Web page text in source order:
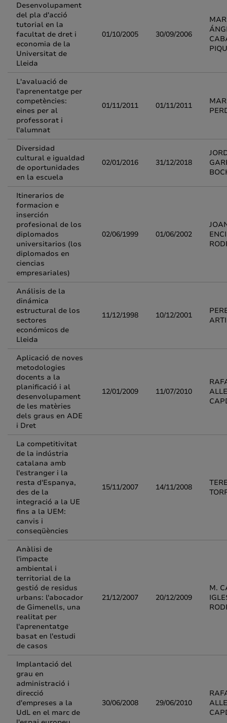
Desenvolupament
del pla d'acció
tutorial en la
facultat de dret i
economia de la
Universitat de
Lleida
01/10/2005 30/09/2006
L'avaluació de
l'aprenentatge per
competències:
eines per al
professorat i
l'alumnat
01/11/2011 01/11/2011
Diversidad
cultural e igualdad
de oportunidades
en la escuela
02/01/2016 31/12/2018
Itinerarios de
formacion e
inserción
profesional de los
diplomados
universitarios (los
diplomados en
ciencias
empresariales)
02/06/1999 01/06/2002
Análisis de la
dinámica
estructural de los
sectores
económicos de
Lleida
11/12/1998 10/12/2001
Aplicació de noves
metodologies
docents a la
planificació i al
desenvolupament
de les matèries
dels graus en ADE
i Dret
12/01/2009 11/07/2010
La competitivitat
de la indústria
catalana amb
l'estranger i la
resta d'Espanya,
des de la
integració a la UE
fins a la UEM:
canvis i
conseqüències
15/11/2007 14/11/2008
Anàlisi de
l'impacte
ambiental i
territorial de la
gestió de residus
urbans: l'abocador
de Gimenells, una
realitat per
l'aprenentatge
basat en l'estudi
de casos
21/12/2007 20/12/2009
M.
Implantació del
grau en
administració i
direcció
d'empreses a la
UdL en el marc de
30/06/2008 29/06/2010